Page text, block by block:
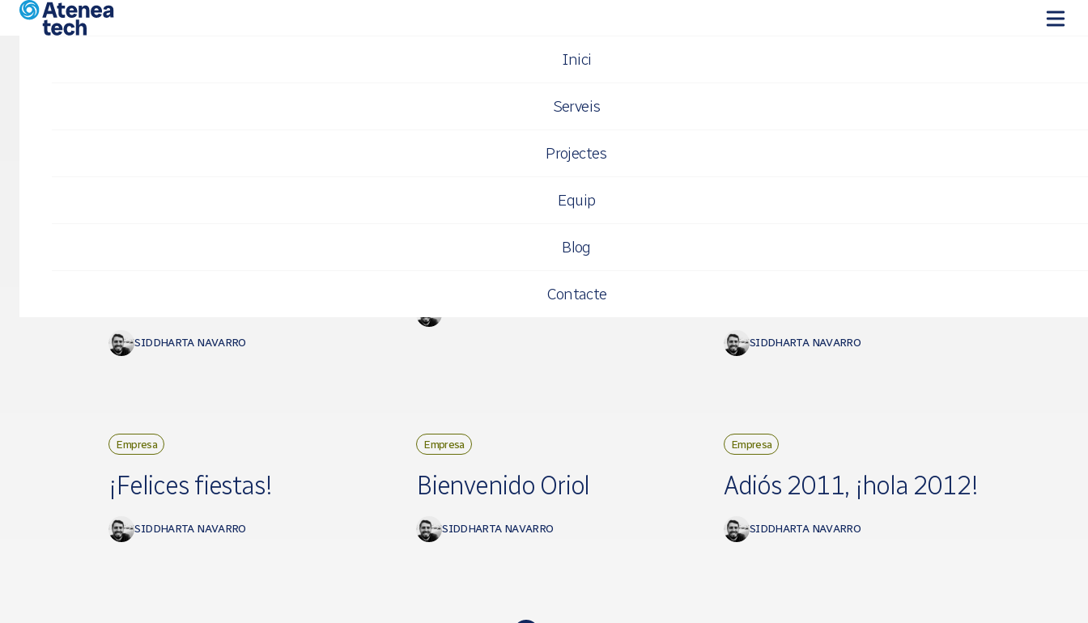
Vés al contingut
Inici
Serveis
Projectes
Equip
Blog
Contacte
Entrades a "Empresa"
SIDDHARTA NAVARRO SIDDHARTA NAVARRO
Empresa
¡Felices fiestas!
SIDDHARTA NAVARRO
Empresa
Bienvenido Oriol
SIDDHARTA NAVARRO
Empresa
Adiós 2011, ¡hola 2012!
SIDDHARTA NAVARRO